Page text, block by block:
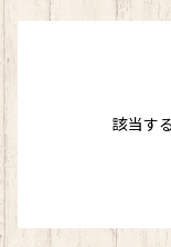
該当す